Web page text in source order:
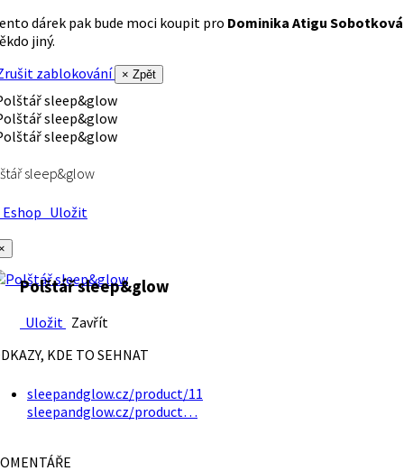
dárek pak bude moci koupit pro Dominika Atigu Sobotková
jiný.
zablokování
× Zpět
sleep&glow
Uložit
Polštář sleep&glow
Uložit Zavřít
KDE TO SEHNAT
sleepandglow.cz/product/11
sleepandglow.cz/product…